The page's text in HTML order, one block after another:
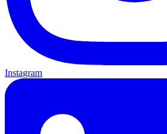
Instagram